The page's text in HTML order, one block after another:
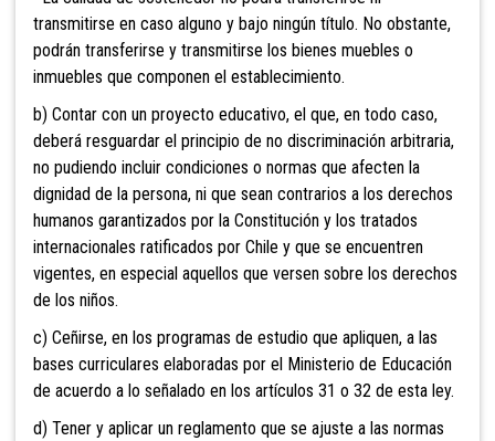
transmitirse en caso alguno y bajo ningún título. No obstante,
podrán transferirse y transmitirse los bienes muebles o
inmuebles que componen el establecimiento.
b) Contar con un proyecto educativo, el que, en todo caso,
deberá resguardar el principio de no discriminación arbitraria,
no pudiendo incluir condiciones o normas que afecten la
dignidad de la persona, ni que sean contrarios a los derechos
humanos garantizados por la Constitución y los tratados
internacionales ratificados por Chile y que se encuentren
vigentes, en especial aquellos que versen sobre los derechos
de los niños.
c) Ceñirse, en los programas de estudio que apliquen, a las
bases curriculares elaboradas por el Ministerio de Educación
de acuerdo a lo señalado en los artículos 31 o 32 de esta ley.
d) Tener y aplicar un reglamento que se ajuste a las normas